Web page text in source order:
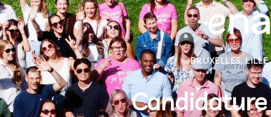
BRUXELLES, LILLE